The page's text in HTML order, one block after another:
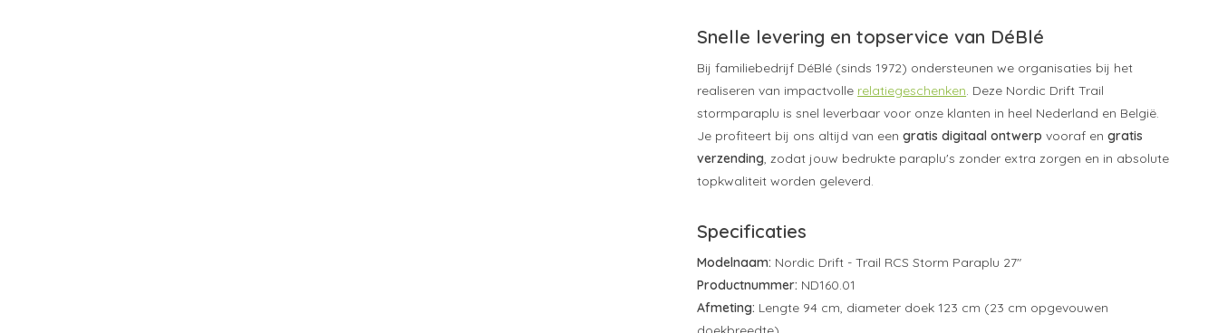
Snelle levering en topservice van DéBlé
Bij familiebedrijf DéBlé (sinds 1972) ondersteunen we organisaties bij het
realiseren van impactvolle relatiegeschenken. Deze Nordic Drift Trail
stormparaplu is snel leverbaar voor onze klanten in heel Nederland en België.
Je profiteert bij ons altijd van eengratis digitaal ontwerp vooraf engratis
verzending, zodat jouw bedrukte paraplu's zonder extra zorgen en in absolute
topkwaliteit worden geleverd.
Specificaties
Modelnaam: Nordic Drift - Trail RCS Storm Paraplu 27"
Productnummer: ND160.01
Afmeting: Lengte 94 cm, diameter doek 123 cm (23 cm opgevouwen